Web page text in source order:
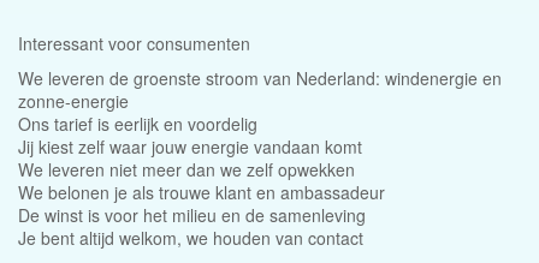
Interessant voor consumenten
We leveren de groenste stroom van Nederland: windenergie en
zonne-energie
Ons tarief is eerlijk en voordelig
Jij kiest zelf waar jouw energie vandaan komt
We leveren niet meer dan we zelf opwekken
We belonen je als trouwe klant en ambassadeur
De winst is voor het milieu en de samenleving
Je bent altijd welkom, we houden van contact